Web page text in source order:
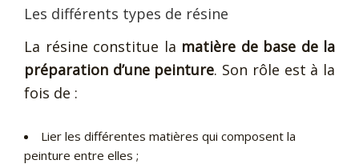
Les différents types de résine
La résine constitue la matière de base de la
préparation d’une peinture. Son rôle est à la
fois de :
Lier les différentes matières qui composent la
peinture entre elles ;